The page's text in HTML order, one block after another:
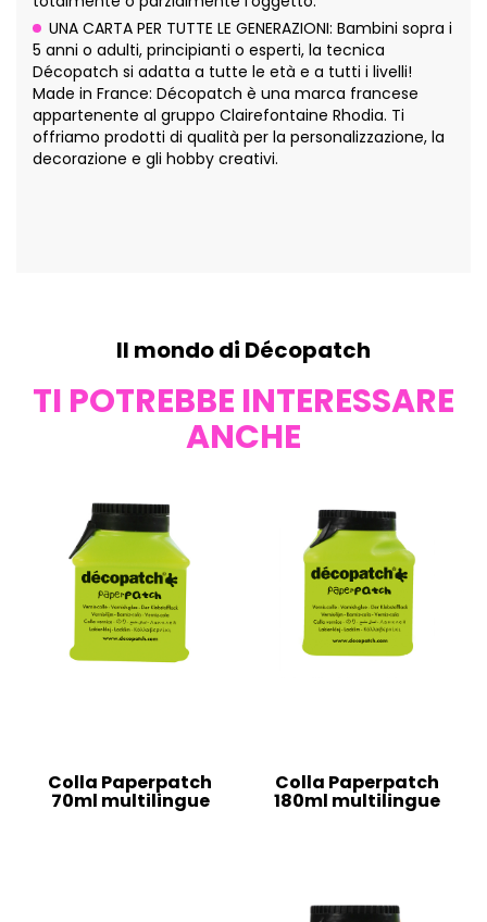
UNA CARTA PER TUTTE LE GENERAZIONI: Bambini sopra i
5 anni o adulti, principianti o esperti, la tecnica
Décopatch si adatta a tutte le età e a tutti i livelli!
Made in France: Décopatch è una marca francese
appartenente al gruppo Clairefontaine Rhodia. Ti
offriamo prodotti di qualità per la personalizzazione, la
decorazione e gli hobby creativi.
Il mondo di Décopatch
TI POTREBBE INTERESSARE
ANCHE
Colla Paperpatch
70ml multilingue
Colla Paperpatch
180ml multilingue